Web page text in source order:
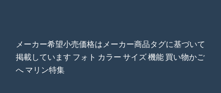
メーカー希望小売価格はメーカー商品タグに基づいて
掲載しています フォト カラー サイズ 機能 買い物かご
へ マリン特集